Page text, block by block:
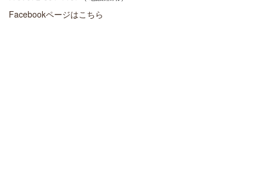
Facebookページはこちら